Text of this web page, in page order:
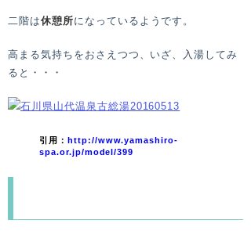
二階は休憩所になっているようです。
高まる気持ちをおさえつつ、いざ、入湯してみ
ると・・・
引用： http://www.yamashiro-
spa.or.jp/model/399